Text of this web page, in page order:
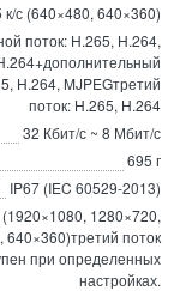
к/с (640×480, 640×360)
поток: H.265, H.264,
H.264, MJPEGтретий
поток: H.265, H.264
32 Кбит/с ~ 8 Мбит/с
695 г
IP67 (IEC 60529-2013)
(1920×1080, 1280×720,
640×360)третий поток
при определенных
настройках.